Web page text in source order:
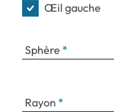
Œil gauche
Sphère
Rayon